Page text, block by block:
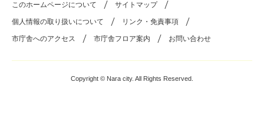
このホームページについて サイトマップ
個人情報の取り扱いについて リンク・免責事項
市庁舎へのアクセス 市庁舎フロア案内 お問い合わせ
Copyright © Nara city. All Rights Reserved.